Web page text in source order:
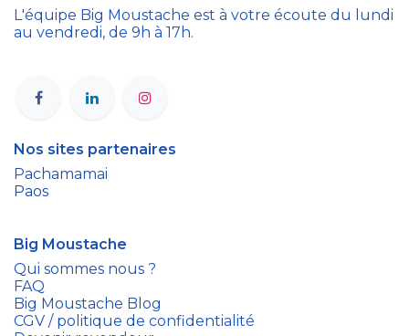
L'équipe Big Moustache est à votre écoute du lundi
au vendredi, de 9h à 17h.
Nos sites partenaires
Pachamamai
Paos
Big Moustache
Qui sommes nous ?
FAQ
Big Moustache Blog
CGV / politique de confidentialité